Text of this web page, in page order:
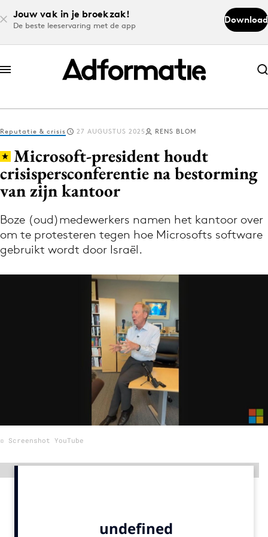
Jouw vak in je broekzak!
De beste leeservaring met de app
Download
Abonneer nu
Abonneer nu
Log in
Volg het laatste nieuws via de Adformatie
Nieuws app
9 sept: GenAI-training
12 nov: MarketingLive!
Academy
Reputatie & crisis 27 AUGUSTUS 2025 RENS BLOM
Microsoft-president houdt
crisispersconferentie na bestorming
van zijn kantoor
Boze (oud)medewerkers namen het kantoor over
om te protesteren tegen hoe Microsofts software
gebruikt wordt door Israël.
© Screenshot YouTube